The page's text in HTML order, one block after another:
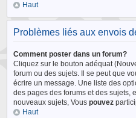
Haut
Problèmes liés aux envois
Comment poster dans un forum?
Cliquez sur le bouton adéquat
forum ou des sujets. Il se peut que
écrire un message. Une liste des
des pages des forums et des sujets,
nouveaux sujets, Vouspouvez
Haut